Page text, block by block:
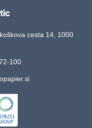
cesta 14, 1000
100